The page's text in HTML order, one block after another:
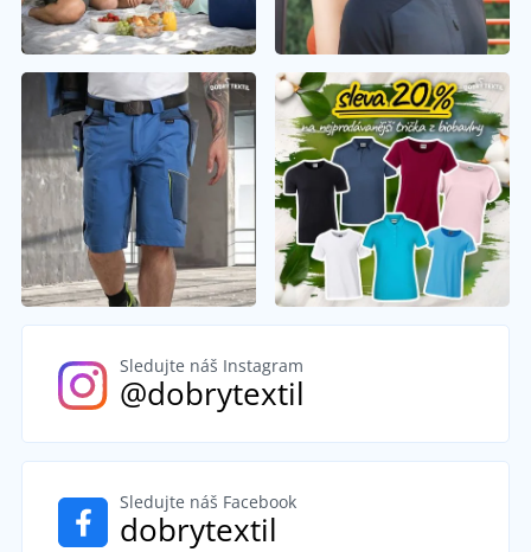
Sledujte náš Instagram
@dobrytextil
Sledujte náš Facebook
dobrytextil